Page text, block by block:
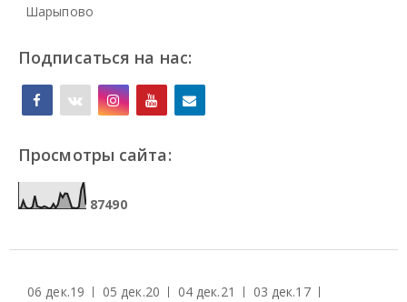
Шарыпово
Подписаться на нас:
Просмотры сайта:
87490
06 дек.19 05 дек.20 04 дек.21 03 дек.17